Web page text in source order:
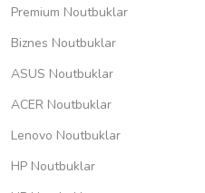
Premium Noutbuklar
Biznes Noutbuklar
ASUS Noutbuklar
ACER Noutbuklar
Lenovo Noutbuklar
HP Noutbuklar